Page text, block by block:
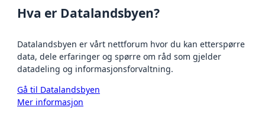
Hva er Datalandsbyen?
Datalandsbyen er vårt nettforum hvor du kan etterspørre
data, dele erfaringer og spørre om råd som gjelder
datadeling og informasjonsforvaltning.
Gå til Datalandsbyen
Mer informasjon